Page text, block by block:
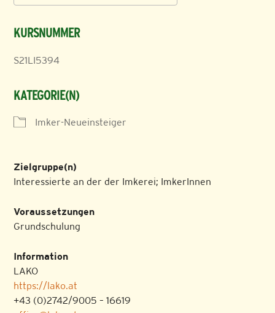
KURSNUMMER
S21LI5394
KATEGORIE(N)
Imker-Neueinsteiger
Zielgruppe(n)
Interessierte an der der Imkerei; ImkerInnen
Voraussetzungen
Grundschulung
Information
LAKO
https://lako.at
+43 (0)2742/9005 – 16619